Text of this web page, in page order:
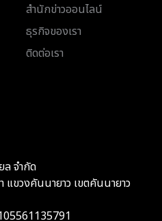
สำนักข่าวออนไลน์
ธุรกิจของเรา
ติดต่อเรา
ล จำกัด
ขวงคันนายาว เขตคันนายาว